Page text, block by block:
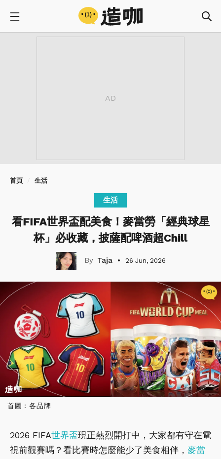
首頁 生活
生活
看FIFA世界盃配美食！麥當勞「經典球星
杯」必收藏，披薩配啤酒超Chill
Taja 26 Jun, 2026
首圖：各品牌
2026 FIFA世界盃現正熱烈開打中，大家都有守在電
視前觀賽嗎？看比賽時怎麼能少了美食相伴， 麥當